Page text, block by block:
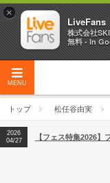
MENU
トップ 松任谷由実
2026
04/27
2026
【ライブ動員ランキ
2026
04/27
【フェス特集2026】
×
LiveFans
株式会社
無料 - In